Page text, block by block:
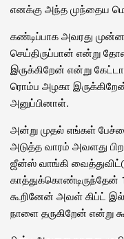
எனக்கு அந்த முந்தைய
கண்டிப்பாக அவரது
செய்திருப்பான் என்று
இருக்கிறேன் என்று
ரொம்ப அழகா
அனுப்பினாள்.
அன்று முதல் எங்கள்
அடுத்த வாரம் அவளது
ஜீன்ஸ் வாங்கி
காத்துக்கொண்டிருந்தேன்
கூறினேன் அவள் கிப்ட்
நாளை தருகிறேன் என்று